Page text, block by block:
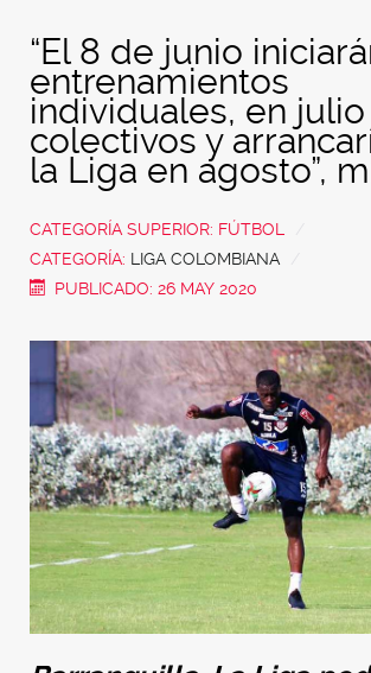
“El 8 de junio
entrenamientos
individuales, en
colectivos y
la Liga en agosto”,
CATEGORÍA SUPERIOR: FÚTBOL
CATEGORÍA: LIGA COLOMBIANA
PUBLICADO: 26 MAY 2020